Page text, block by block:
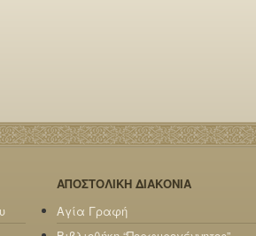
ΑΠΟΣΤΟΛΙΚΗ ΔΙΑΚΟΝΙΑ
Αγία Γραφή